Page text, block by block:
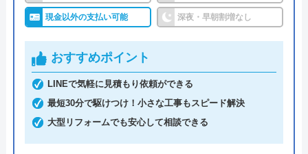
わせから見積もりまですべて無料でできるので、ま
ずは電話相談をしてみることをおすすめします。
日本全国の水トラブルに対応している水の生活救急
車はトイレのみならず洗面所やキッチン、お風呂な
どにも対応してくれる水まわりトラブル解決のスペ
シャリストです。
現金以外の支払い可能 深夜・早朝割増なし
おすすめポイント
LINEで気軽に見積もり依頼ができる
最短30分で駆けつけ！小さな工事もスピード解決
大型リフォームでも安心して相談できる